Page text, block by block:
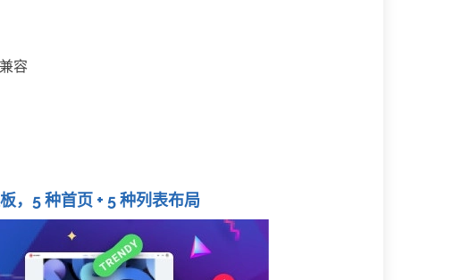
容
，5 种首页 + 5 种列表布局